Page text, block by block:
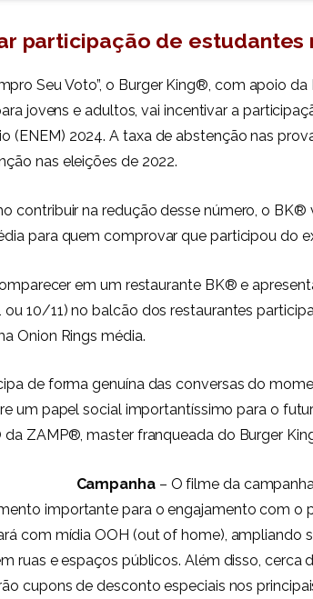
participação de estudantes
Seu Voto”, o Burger King®, com apoio da
jovens e adultos, vai incentivar a
(ENEM) 2024. A taxa de abstenção nas
nas eleições de 2022.
contribuir na redução desse número, o BK®
para quem comprovar que participou do
em um restaurante BK® e
10/11) no balcão dos restaurantes
Onion Rings média.
de forma genuína das conversas do
um papel social importantíssimo para o
da ZAMP®, master franqueada do Burger
Campanha– O filme da
importante para o engajamento com o
com mídia OOH (out of home), ampliando
ruas e espaços públicos. Além disso, cerca
cupons de desconto especiais nos